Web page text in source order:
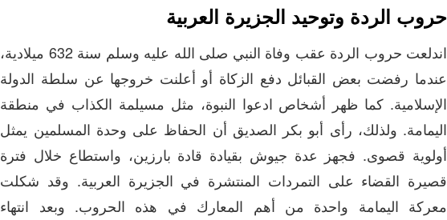
حروب الردة وتوحيد الجزيرة العربية
اندلعت حروب الردة عقب وفاة النبي صلى الله عليه وسلم سنة 632 ميلادية،
عندما رفضت بعض القبائل دفع الزكاة أو أعلنت خروجها عن سلطة الدولة
الإسلامية. كما ظهر أشخاص ادعوا النبوة، مثل مسيلمة الكذاب في منطقة
اليمامة. ولذلك، رأى أبو بكر الصديق أن الحفاظ على وحدة المسلمين يمثل
أولوية قصوى. فجهز عدة جيوش بقيادة قادة بارزين، واستطاع خلال فترة
قصيرة القضاء على التمردات المنتشرة في الجزيرة العربية. وقد شكلت
معركة اليمامة واحدة من أهم المعارك في هذه الحروب. وبعد انتهاء